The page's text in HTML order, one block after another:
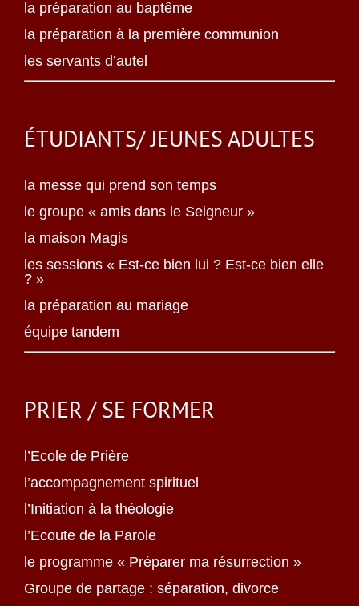
la préparation au baptême
la préparation à la première communion
les servants d’autel
ÉTUDIANTS/ JEUNES ADULTES
la messe qui prend son temps
le groupe « amis dans le Seigneur »
la maison Magis
les sessions « Est-ce bien lui ? Est-ce bien elle
? »
la préparation au mariage
équipe tandem
PRIER / SE FORMER
l’Ecole de Prière
l’accompagnement spirituel
l’Initiation à la théologie
l’Ecoute de la Parole
le programme « Préparer ma résurrection »
Groupe de partage : séparation, divorce